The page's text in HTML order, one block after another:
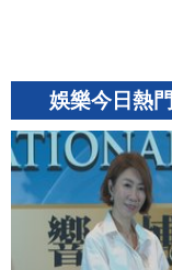
娛樂今日熱門